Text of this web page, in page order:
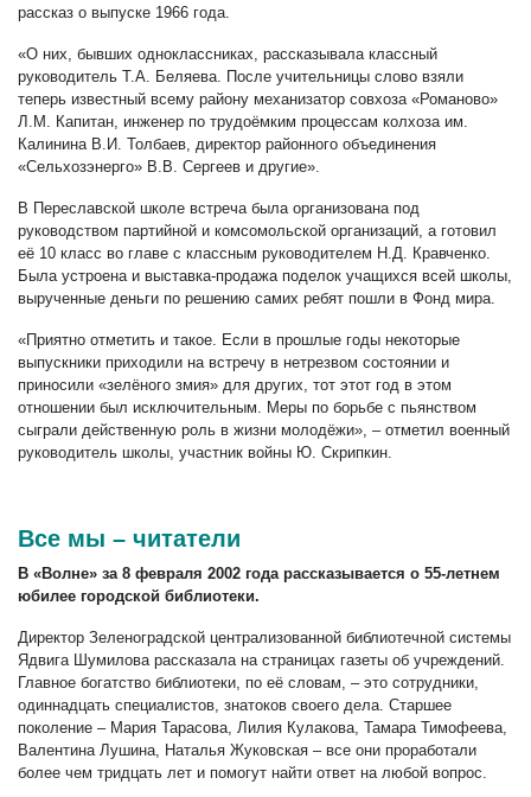
рассказ о выпуске 1966 года.
«О них, бывших одноклассниках, рассказывала классный
руководитель Т.А. Беляева. После учительницы слово взяли
теперь известный всему району механизатор совхоза «Романово»
Л.М. Капитан, инженер по трудоёмким процессам колхоза им.
Калинина В.И. Толбаев, директор районного объединения
«Сельхозэнерго» В.В. Сергеев и другие».
В Переславской школе встреча была организована под
руководством партийной и комсомольской организаций, а готовил
её 10 класс во главе с классным руководителем Н.Д. Кравченко.
Была устроена и выставка-продажа поделок учащихся всей школы,
вырученные деньги по решению самих ребят пошли в Фонд мира.
«Приятно отметить и такое. Если в прошлые годы некоторые
выпускники приходили на встречу в нетрезвом состоянии и
приносили «зелёного змия» для других, тот этот год в этом
отношении был исключительным. Меры по борьбе с пьянством
сыграли действенную роль в жизни молодёжи», – отметил военный
руководитель школы, участник войны Ю. Скрипкин.
Все мы – читатели
В «Волне» за 8 февраля 2002 года рассказывается о 55-летнем
юбилее городской библиотеки.
Директор Зеленоградской централизованной библиотечной системы
Ядвига Шумилова рассказала на страницах газеты об учреждений.
Главное богатство библиотеки, по её словам, – это сотрудники,
одиннадцать специалистов, знатоков своего дела. Старшее
поколение – Мария Тарасова, Лилия Кулакова, Тамара Тимофеева,
Валентина Лушина, Наталья Жуковская – все они проработали
более чем тридцать лет и помогут найти ответ на любой вопрос.